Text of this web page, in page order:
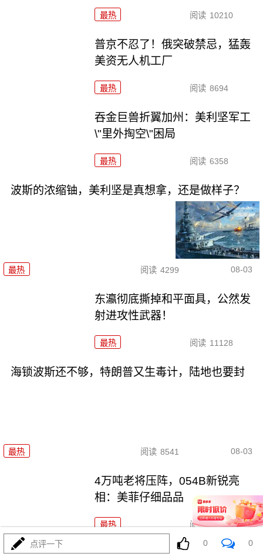
最热 阅读 10210
普京不忍了！俄突破禁忌，猛轰
美资无人机工厂
最热 阅读 8694
吞金巨兽折翼加州：美利坚军工
\"里外掏空\"困局
最热 阅读 6358
波斯的浓缩铀，美利坚是真想拿，还是做样子？
最热 阅读 4299 08-03
东瀛彻底撕掉和平面具，公然发
射进攻性武器！
最热 阅读 11128
海锁波斯还不够，特朗普又生毒计，陆地也要封
最热 阅读 8541 08-03
4万吨老将压阵，054B新锐亮
相：美菲仔细品品
最热 阅读 8290
西班牙在北非的那块飞地休达，为何突然炸了锅
点评一下 0 0